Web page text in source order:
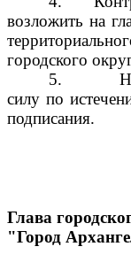
возложить на
городского
5.
силу по
подписания.
Глава
"Город
Д.А.